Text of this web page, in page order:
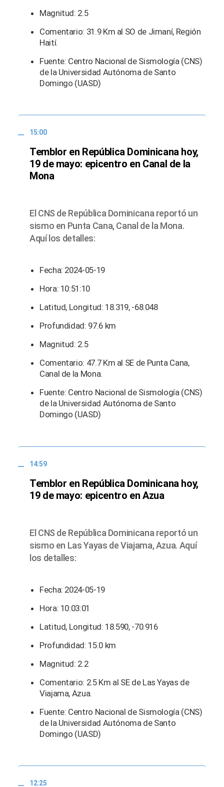
Magnitud: 2.5
Comentario: 31.9 Km al SO de Jimaní, Región
Haití.
Fuente: Centro Nacional de Sismología (CNS)
de la Universidad Autónoma de Santo
Domingo (UASD)
15:00
Temblor en República Dominicana hoy,
19 de mayo: epicentro en Canal de la
Mona
El CNS de República Dominicana reportó un
sismo en Punta Cana, Canal de la Mona.
Aquí los detalles:
Fecha: 2024-05-19
Hora: 10:51:10
Latitud, Longitud: 18.319, -68.048
Profundidad: 97.6 km
Magnitud: 2.5
Comentario: 47.7 Km al SE de Punta Cana,
Canal de la Mona.
Fuente: Centro Nacional de Sismología (CNS)
de la Universidad Autónoma de Santo
Domingo (UASD)
14:59
Temblor en República Dominicana hoy,
19 de mayo: epicentro en Azua
El CNS de República Dominicana reportó un
sismo en Las Yayas de Viajama, Azua. Aquí
los detalles:
Fecha: 2024-05-19
Hora: 10:03:01
Latitud, Longitud: 18.590, -70.916
Profundidad: 15.0 km
Magnitud: 2.2
Comentario: 2.5 Km al SE de Las Yayas de
Viajama, Azua.
Fuente: Centro Nacional de Sismología (CNS)
de la Universidad Autónoma de Santo
Domingo (UASD)
12:25